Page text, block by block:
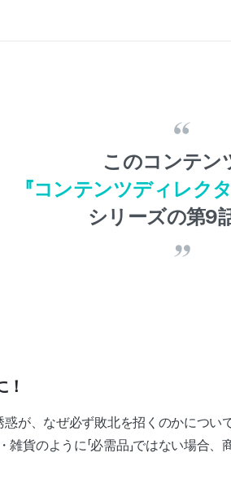
このコンテン
『コンテンツディレク
シリーズの第9
惑が、なぜ必ず敗北を招くのかについ
雑貨のように「必需品」ではない場合